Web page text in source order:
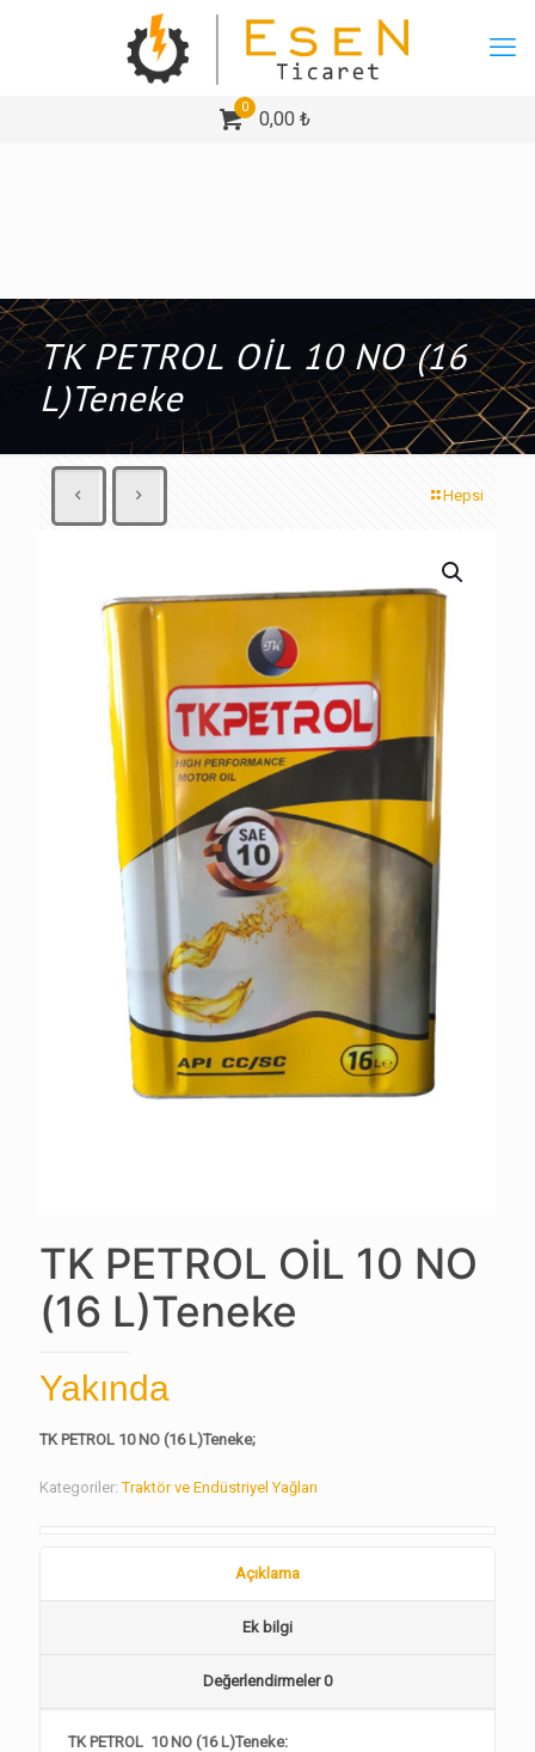
0
0,00 ₺
TK PETROL OİL 10 NO (16
L)Teneke
Hepsi
TK PETROL OİL 10 NO
(16 L)Teneke
Yakında
TK PETROL 10 NO (16 L)Teneke;
Kategoriler:Traktör ve Endüstriyel Yağları
Açıklama
Ek bilgi
Değerlendirmeler0
TK PETROL 10 NO (16 L)Teneke: